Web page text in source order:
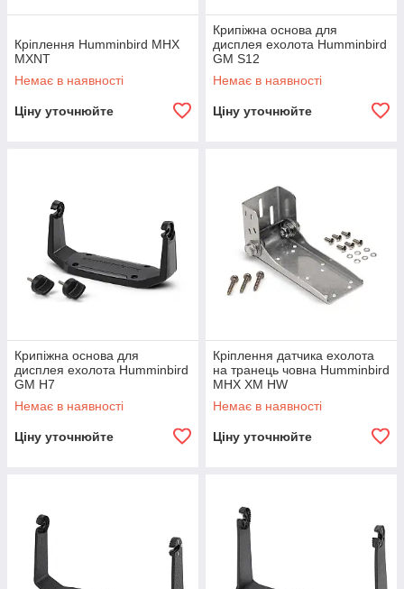
Кріплення Humminbird MHX
MXNT
Немає в наявності
Ціну уточнюйте
Крипіжна основа для
дисплея ехолота Humminbird
GM S12
Немає в наявності
Ціну уточнюйте
Крипіжна основа для
дисплея ехолота Humminbird
GM H7
Немає в наявності
Ціну уточнюйте
Кріплення датчика ехолота
на транець човна Humminbird
MHX XM HW
Немає в наявності
Ціну уточнюйте